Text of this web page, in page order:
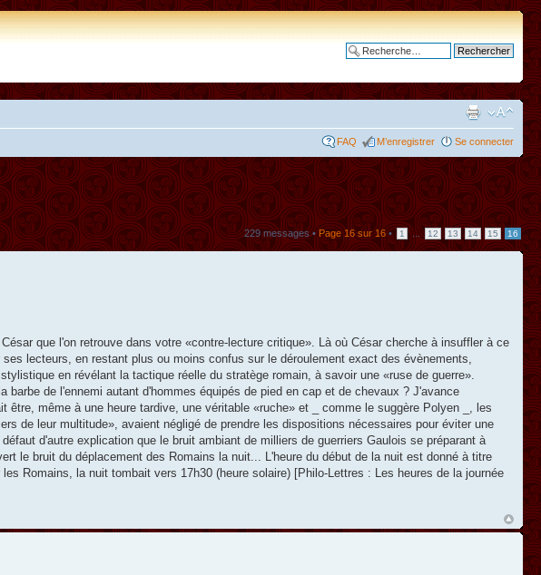
FAQ M’enregistrer Se connecter
229 messages •Page16sur16• 1 ... 12 13 14 15 16
que l'on retrouve dans votre «contre-lecture critique». Là où César cherche à insuffler à ce
lecteurs, en restant plus ou moins confus sur le déroulement exact des évènements,
en révélant la tactique réelle du stratège romain, à savoir une «ruse de guerre».
de l'ennemi autant d'hommes équipés de pied en cap et de chevaux ? J'avance
être, même à une heure tardive, une véritable «ruche» et _ comme le suggère Polyen _, les
de leur multitude», avaient négligé de prendre les dispositions nécessaires pour éviter une
d'autre explication que le bruit ambiant de milliers de guerriers Gaulois se préparant à
le bruit du déplacement des Romains la nuit... L'heure du début de la nuit est donné à titre
Romains, la nuit tombait vers 17h30 (heure solaire) [Philo-Lettres : Les heures de la journée